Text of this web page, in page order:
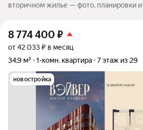
вторичном жилье — фото, планировки и
8 774 400 ₽
от 42 033 ₽ в месяц
34,9 м²
1-комн. квартира 7 этаж из 29
новостройка